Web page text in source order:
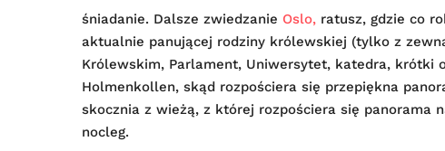
śniadanie. Dalsze zwiedzanie Oslo, ratusz, gdzie co
aktualnie panującej rodziny królewskiej (tylko z
Królewskim, Parlament, Uniwersytet, katedra, krótki
Holmenkollen, skąd rozpościera się przepiękna
skocznia z wieżą, z której rozpościera się panorama
nocleg.